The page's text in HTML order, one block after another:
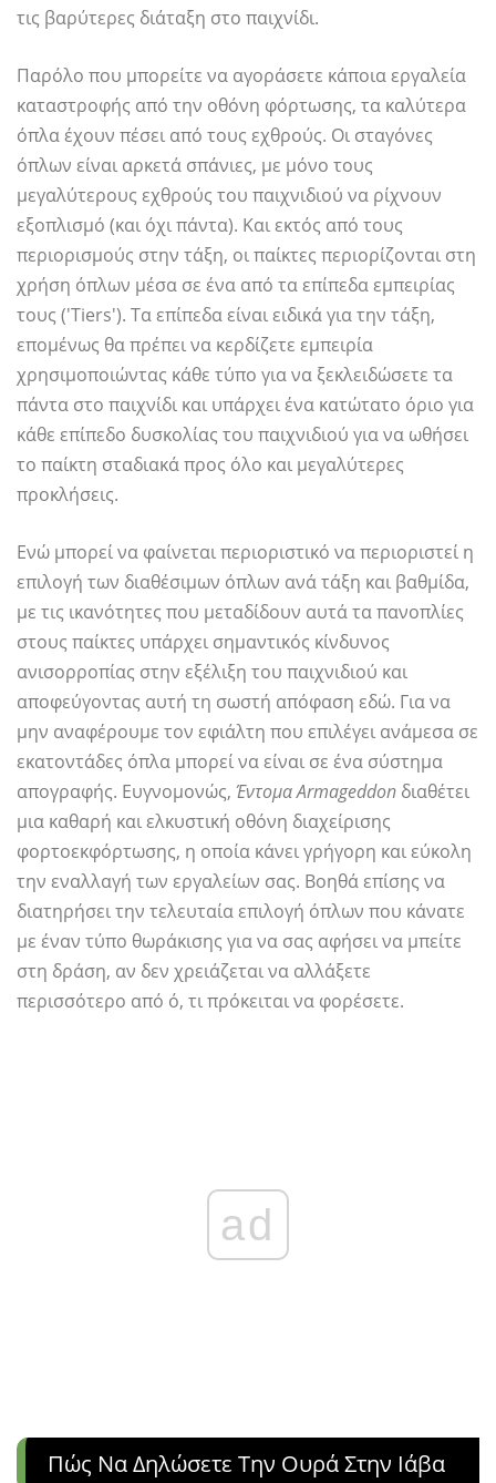
τις βαρύτερες διάταξη στο παιχνίδι.
Παρόλο που μπορείτε να αγοράσετε κάποια εργαλεία
καταστροφής από την οθόνη φόρτωσης, τα καλύτερα
όπλα έχουν πέσει από τους εχθρούς. Οι σταγόνες
όπλων είναι αρκετά σπάνιες, με μόνο τους
μεγαλύτερους εχθρούς του παιχνιδιού να ρίχνουν
εξοπλισμό (και όχι πάντα). Και εκτός από τους
περιορισμούς στην τάξη, οι παίκτες περιορίζονται στη
χρήση όπλων μέσα σε ένα από τα επίπεδα εμπειρίας
τους ('Tiers'). Τα επίπεδα είναι ειδικά για την τάξη,
επομένως θα πρέπει να κερδίζετε εμπειρία
χρησιμοποιώντας κάθε τύπο για να ξεκλειδώσετε τα
πάντα στο παιχνίδι και υπάρχει ένα κατώτατο όριο για
κάθε επίπεδο δυσκολίας του παιχνιδιού για να ωθήσει
το παίκτη σταδιακά προς όλο και μεγαλύτερες
προκλήσεις.
Ενώ μπορεί να φαίνεται περιοριστικό να περιοριστεί η
επιλογή των διαθέσιμων όπλων ανά τάξη και βαθμίδα,
με τις ικανότητες που μεταδίδουν αυτά τα πανοπλίες
στους παίκτες υπάρχει σημαντικός κίνδυνος
ανισορροπίας στην εξέλιξη του παιχνιδιού και
αποφεύγοντας αυτή τη σωστή απόφαση εδώ. Για να
μην αναφέρουμε τον εφιάλτη που επιλέγει ανάμεσα σε
εκατοντάδες όπλα μπορεί να είναι σε ένα σύστημα
απογραφής. Ευγνομονώς, Έντομα Armageddon διαθέτει
μια καθαρή και ελκυστική οθόνη διαχείρισης
φορτοεκφόρτωσης, η οποία κάνει γρήγορη και εύκολη
την εναλλαγή των εργαλείων σας. Βοηθά επίσης να
διατηρήσει την τελευταία επιλογή όπλων που κάνατε
με έναν τύπο θωράκισης για να σας αφήσει να μπείτε
στη δράση, αν δεν χρειάζεται να αλλάξετε
περισσότερο από ό, τι πρόκειται να φορέσετε.
ad
Πώς Να Δηλώσετε Την Ουρά Στην Ιάβα